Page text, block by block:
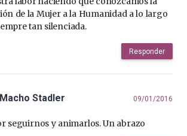
de la Mujer a la Humanidad a lo largo
tan silenciada.
Responder
Stadler 09/01/2016
seguirnos y animarlos. Un abrazo